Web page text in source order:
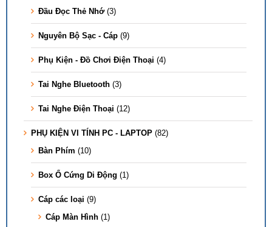
Đầu Đọc Thẻ Nhớ (3)
Nguyên Bộ Sạc - Cáp (9)
Phụ Kiện - Đồ Chơi Điện Thoại (4)
Tai Nghe Bluetooth (3)
Tai Nghe Điện Thoại (12)
PHỤ KIỆN VI TÍNH PC - LAPTOP (82)
Bàn Phím (10)
Box Ổ Cứng Di Động (1)
Cáp các loại (9)
Cáp Màn Hình (1)